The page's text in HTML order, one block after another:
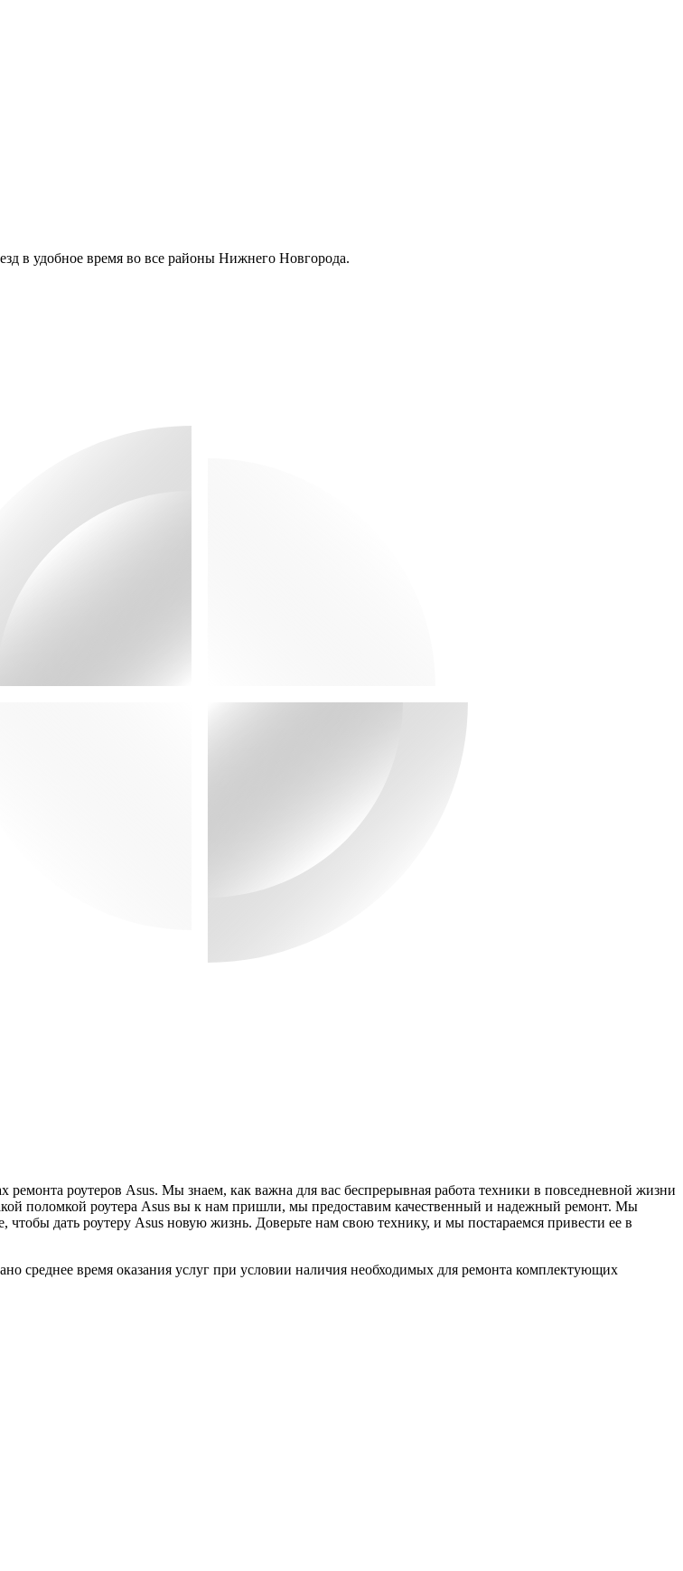
в удобное время во все районы Нижнего Новгорода.
роутеров Asus. Мы знаем, как важна для вас беспрерывная работа техники в повседневной жизни
поломкой роутера Asus вы к нам пришли, мы предоставим качественный и надежный ремонт. Мы
дать роутеру Asus новую жизнь. Доверьте нам свою технику, и мы постараемся привести ее в
среднее время оказания услуг при условии наличия необходимых для ремонта комплектующих